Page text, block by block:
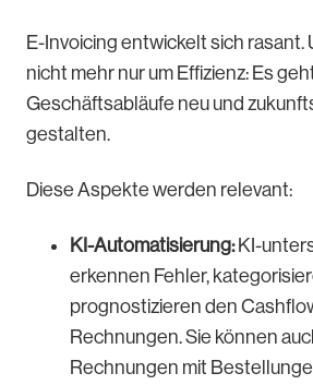
E-Invoicing entwickelt sich rasant.
nicht mehr nur um Effizienz: Es
Geschäftsabläufe neu und
gestalten.
Diese Aspekte werden relevant:
KI-Automatisierung:KI-
erkennen Fehler,
prognostizieren den
Rechnungen. Sie können
Rechnungen mit